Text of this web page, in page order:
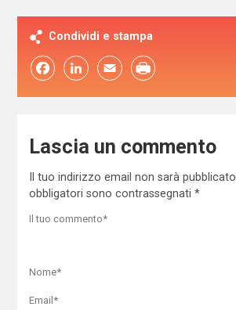
Condividi e stampa
FacebookLinkedIn Email
Lascia un commento
Il tuo indirizzo email non sarà pubblicato.
obbligatori sono contrassegnati *